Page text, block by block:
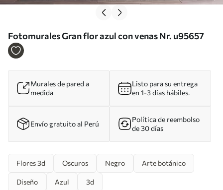
Fotomurales Gran flor azul con venas Nr. u95657
Murales de pared a
medida
Listo para su entrega
en 1-3 días hábiles.
Envío gratuito al Perú
Política de reembolso
de 30 días
Flores 3d Oscuros Negro Arte botánico
Diseño Azul 3d